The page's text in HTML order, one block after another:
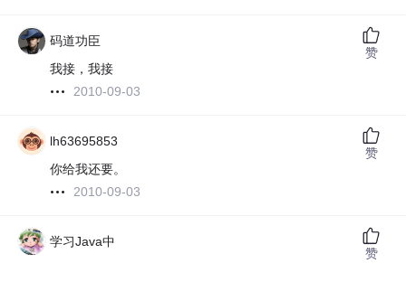
码道功臣
我接，我接
2010-09-03
赞
lh63695853
你给我还要。
2010-09-03
赞
学习Java中
赞